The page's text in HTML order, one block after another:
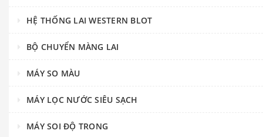
HỆ THỐNG LAI WESTERN BLOT
BỘ CHUYỂN MÀNG LAI
MÁY SO MÀU
MÁY LỌC NƯỚC SIÊU SẠCH
MÁY SOI ĐỘ TRONG